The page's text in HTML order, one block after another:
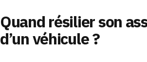
Quand résilier son
d’un véhicule ?